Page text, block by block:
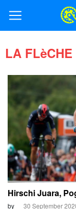
LA
Hirschi Juara,
by 30 September